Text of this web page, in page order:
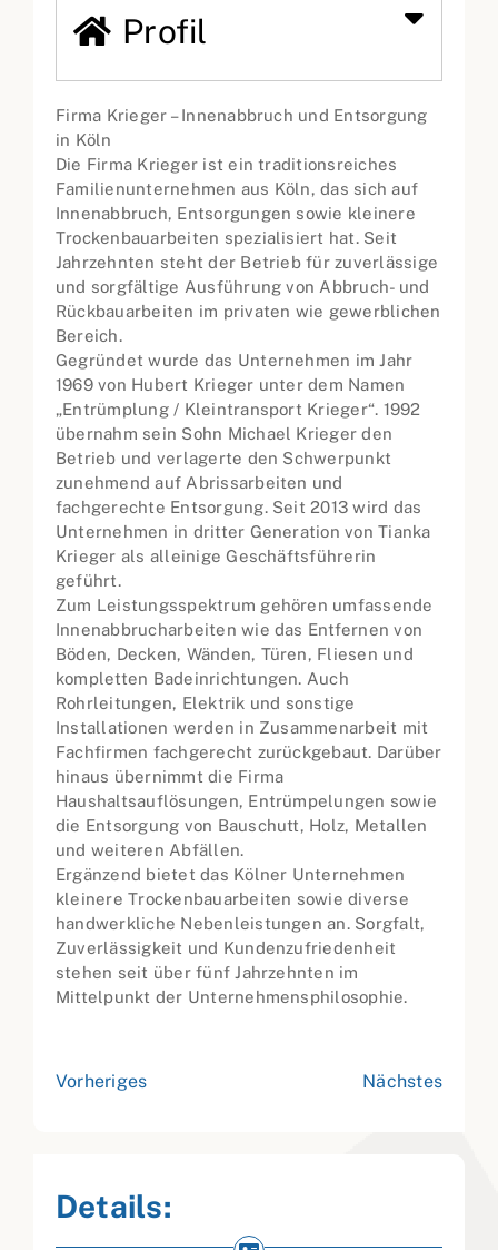
Profil
Firma Krieger – Innenabbruch und Entsorgung
in Köln
Die Firma Krieger ist ein traditionsreiches
Familienunternehmen aus Köln, das sich auf
Innenabbruch, Entsorgungen sowie kleinere
Trockenbauarbeiten spezialisiert hat. Seit
Jahrzehnten steht der Betrieb für zuverlässige
und sorgfältige Ausführung von Abbruch- und
Rückbauarbeiten im privaten wie gewerblichen
Bereich.
Gegründet wurde das Unternehmen im Jahr
1969 von Hubert Krieger unter dem Namen
„Entrümplung / Kleintransport Krieger“. 1992
übernahm sein Sohn Michael Krieger den
Betrieb und verlagerte den Schwerpunkt
zunehmend auf Abrissarbeiten und
fachgerechte Entsorgung. Seit 2013 wird das
Unternehmen in dritter Generation von Tianka
Krieger als alleinige Geschäftsführerin
geführt.
Zum Leistungsspektrum gehören umfassende
Innenabbrucharbeiten wie das Entfernen von
Böden, Decken, Wänden, Türen, Fliesen und
kompletten Badeinrichtungen. Auch
Rohrleitungen, Elektrik und sonstige
Installationen werden in Zusammenarbeit mit
Fachfirmen fachgerecht zurückgebaut. Darüber
hinaus übernimmt die Firma
Haushaltsauflösungen, Entrümpelungen sowie
die Entsorgung von Bauschutt, Holz, Metallen
und weiteren Abfällen.
Ergänzend bietet das Kölner Unternehmen
kleinere Trockenbauarbeiten sowie diverse
handwerkliche Nebenleistungen an. Sorgfalt,
Zuverlässigkeit und Kundenzufriedenheit
stehen seit über fünf Jahrzehnten im
Mittelpunkt der Unternehmensphilosophie.
Vorheriges Nächstes
Details: